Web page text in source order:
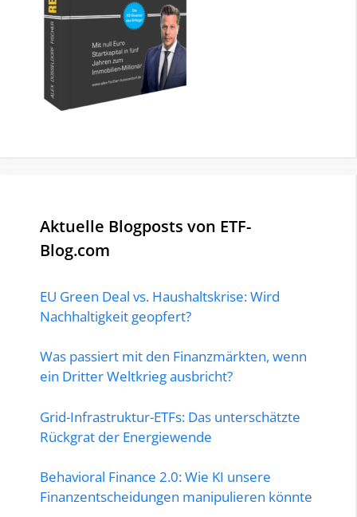
Aktuelle Blogposts von ETF-
Blog.com
EU Green Deal vs. Haushaltskrise: Wird
Nachhaltigkeit geopfert?
Was passiert mit den Finanzmärkten, wenn
ein Dritter Weltkrieg ausbricht?
Grid-Infrastruktur-ETFs: Das unterschätzte
Rückgrat der Energiewende
Behavioral Finance 2.0: Wie KI unsere
Finanzentscheidungen manipulieren könnte